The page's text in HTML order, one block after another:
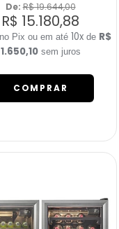
De: R$ 19.644,00
R$ 15.180,88
10x de R$
1.650,10sem juros
COMPRAR